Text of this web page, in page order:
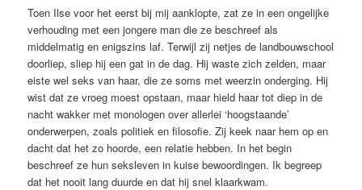
Toen Ilse voor het eerst bij mij aanklopte, zat ze in een ongelijke
verhouding met een jongere man die ze beschreef als
middelmatig en enigszins laf. Terwijl zij netjes de landbouwschool
doorliep, sliep hij een gat in de dag. Hij waste zich zelden, maar
eiste wel seks van haar, die ze soms met weerzin onderging. Hij
wist dat ze vroeg moest opstaan, maar hield haar tot diep in de
nacht wakker met monologen over allerlei ‘hoogstaande’
onderwerpen, zoals politiek en filosofie. Zij keek naar hem op en
dacht dat het zo hoorde, een relatie hebben. In het begin
beschreef ze hun seksleven in kuise bewoordingen. Ik begreep
dat het nooit lang duurde en dat hij snel klaarkwam.